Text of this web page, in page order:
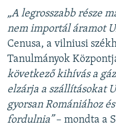
„A legrosszabb része
nem importál áramot
Cenusa, a vilniusi
Tanulmányok
következő kihívás a
elzárja a szállításokat
gyorsan Romániához
fordulnia”– mondta a